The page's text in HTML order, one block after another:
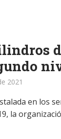
2021
en los
la